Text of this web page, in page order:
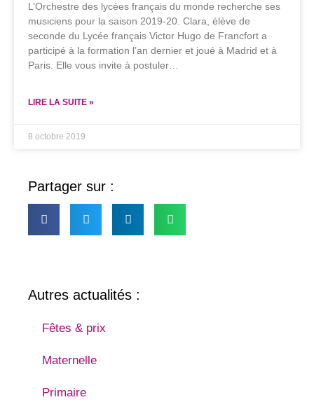
L’Orchestre des lycées français du monde recherche ses
musiciens pour la saison 2019-20. Clara, élève de
seconde du Lycée français Victor Hugo de Francfort a
participé à la formation l’an dernier et joué à Madrid et à
Paris. Elle vous invite à postuler…
LIRE LA SUITE »
8 octobre 2019
Partager sur :
Autres actualités :
Fêtes & prix
Maternelle
Primaire